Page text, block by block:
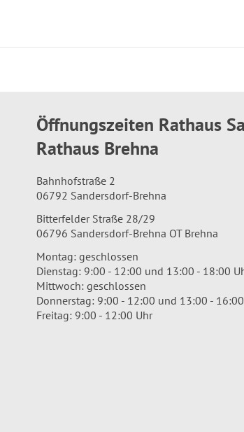
Öffnungszeiten Rathaus
Rathaus Brehna
Bahnhofstraße 2
06792 Sandersdorf-Brehna
Bitterfelder Straße 28/29
06796 Sandersdorf-Brehna OT Brehna
Montag: geschlossen
Dienstag: 9:00 - 12:00 und 13:00 - 18:00
Mittwoch: geschlossen
Donnerstag: 9:00 - 12:00 und 13:00 -
Freitag: 9:00 - 12:00 Uhr